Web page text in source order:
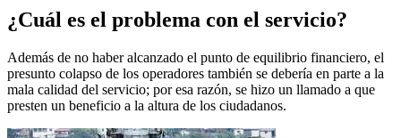
¿Cuál es el problema con el servicio?
Además de no haber alcanzado el punto de equilibrio financiero, el
presunto colapso de los operadores también se debería en parte a la
mala calidad del servicio; por esa razón, se hizo un llamado a que
presten un beneficio a la altura de los ciudadanos.